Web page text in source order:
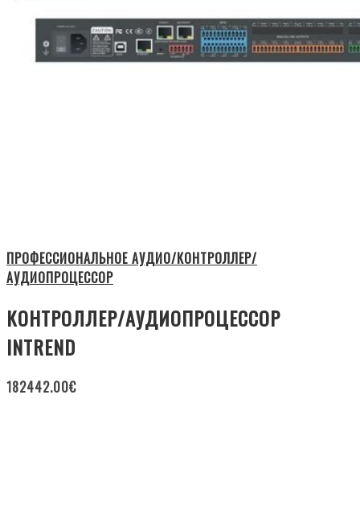
ПРОФЕССИОНАЛЬНОЕ АУДИО/КОНТРОЛЛЕР/
АУДИОПРОЦЕССОР
КОНТРОЛЛЕР/АУДИОПРОЦЕССОР
INTREND
182442.00€